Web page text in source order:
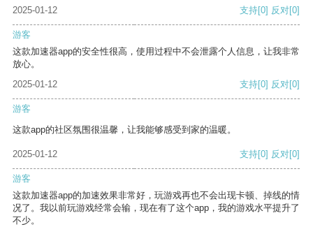
2025-01-12 支持[0] 反对[0]
游客
这款加速器app的安全性很高，使用过程中不会泄露个人信息，让我非常
放心。
2025-01-12
支持[0] 反对[0]
游客
这款app的社区氛围很温馨，让我能够感受到家的温暖。
2025-01-12 支持[0] 反对[0]
游客
这款加速器app的加速效果非常好，玩游戏再也不会出现卡顿、掉线的情
况了。我以前玩游戏经常会输，现在有了这个app，我的游戏水平提升了
不少。